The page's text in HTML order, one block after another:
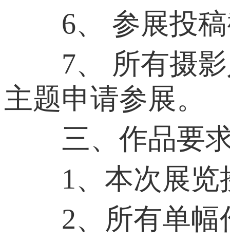
6、 参展投稿
7、 所有摄影
主题申请参展。
三、作品要
1、本次展览
2、所有单幅